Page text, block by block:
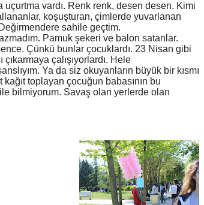
vardı. Renk renk, desen desen. Kimi
koşuşturan, çimlerde yuvarlanan
sahile geçtim.
Pamuk şekeri ve balon satanlar.
Çünkü bunlar çocuklardı. 23 Nisan gibi
çalışıyorlardı. Hele
Ya da siz okuyanların büyük bir kısmı
toplayan çocuğun babasının bu
bilmiyorum. Savaş olan yerlerde olan